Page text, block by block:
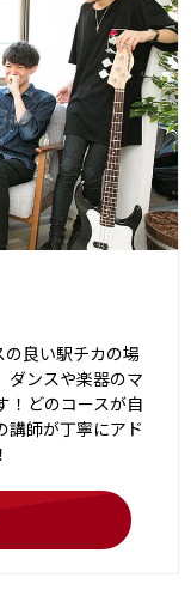
良い駅チカの場
ダンスや楽器のマ
！どのコースが自
講師が丁寧にアド